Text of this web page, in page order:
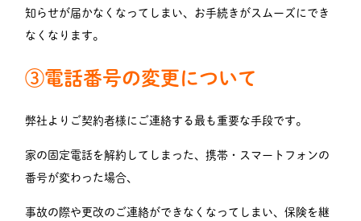
知らせが届かなくなってしまい、お手続きがスムーズにでき
なくなります。
③電話番号の変更について
弊社よりご契約者様にご連絡する最も重要な手段です。
家の固定電話を解約してしまった、携帯・スマートフォンの
番号が変わった場合、
事故の際や更改のご連絡ができなくなってしまい、保険を継